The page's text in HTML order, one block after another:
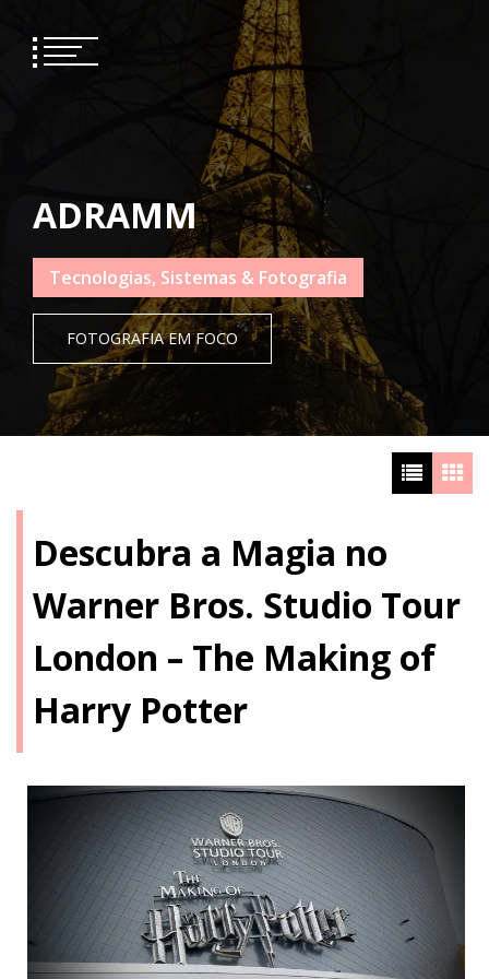
content
ADRAMM
Tecnologias, Sistemas & Fotografia
FOTOGRAFIA EM FOCO
Descubra a Magia no
Warner Bros. Studio Tour
London – The Making of
Harry Potter